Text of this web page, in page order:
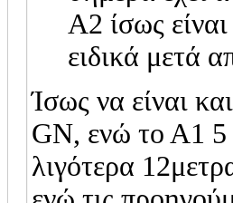
Α2 ίσως
ειδικά μετά
Ίσως να είναι
GN, ενώ το Α1 5
λιγότερα